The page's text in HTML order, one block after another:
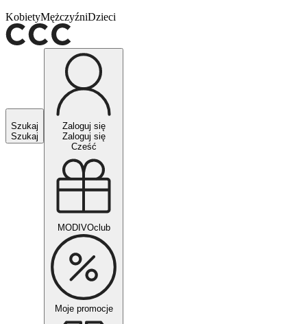
KobietyMężczyźniDzieci
Szukaj
Szukaj
Zaloguj się
Zaloguj się
Cześć
MODIVOclub
Moje promocje